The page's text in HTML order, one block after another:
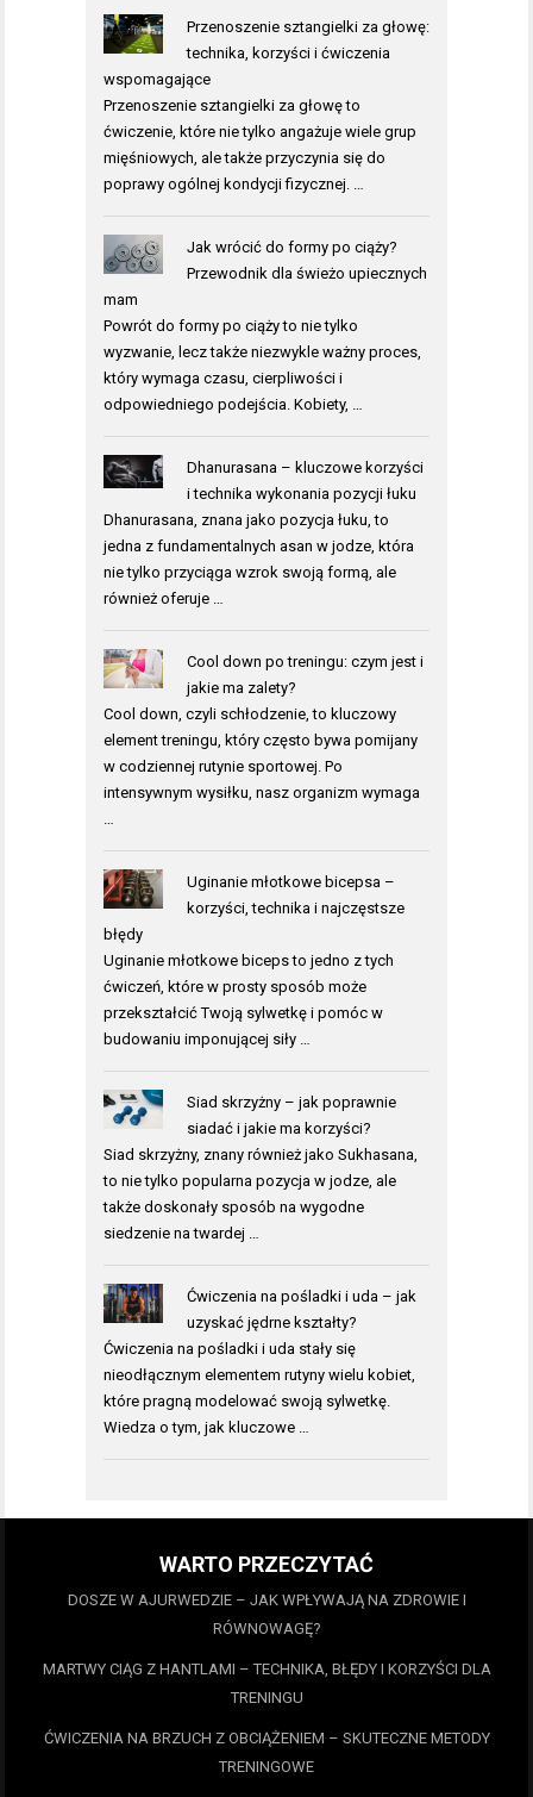
Przenoszenie sztangielki za głowę:
technika, korzyści i ćwiczenia
wspomagające
Przenoszenie sztangielki za głowę to
ćwiczenie, które nie tylko angażuje wiele grup
mięśniowych, ale także przyczynia się do
poprawy ogólnej kondycji fizycznej. …
Jak wrócić do formy po ciąży?
Przewodnik dla świeżo upiecznych
mam
Powrót do formy po ciąży to nie tylko
wyzwanie, lecz także niezwykle ważny proces,
który wymaga czasu, cierpliwości i
odpowiedniego podejścia. Kobiety, …
Dhanurasana – kluczowe korzyści
i technika wykonania pozycji łuku
Dhanurasana, znana jako pozycja łuku, to
jedna z fundamentalnych asan w jodze, która
nie tylko przyciąga wzrok swoją formą, ale
również oferuje …
Cool down po treningu: czym jest i
jakie ma zalety?
Cool down, czyli schłodzenie, to kluczowy
element treningu, który często bywa pomijany
w codziennej rutynie sportowej. Po
intensywnym wysiłku, nasz organizm wymaga
Uginanie młotkowe bicepsa –
korzyści, technika i najczęstsze
błędy
Uginanie młotkowe biceps to jedno z tych
ćwiczeń, które w prosty sposób może
przekształcić Twoją sylwetkę i pomóc w
budowaniu imponującej siły …
Siad skrzyżny – jak poprawnie
siadać i jakie ma korzyści?
Siad skrzyżny, znany również jako Sukhasana,
to nie tylko popularna pozycja w jodze, ale
także doskonały sposób na wygodne
siedzenie na twardej …
Ćwiczenia na pośladki i uda – jak
uzyskać jędrne kształty?
Ćwiczenia na pośladki i uda stały się
nieodłącznym elementem rutyny wielu kobiet,
które pragną modelować swoją sylwetkę.
Wiedza o tym, jak kluczowe …
WARTO PRZECZYTAĆ
DOSZE W AJURWEDZIE – JAK WPŁYWAJĄ NA ZDROWIE I
RÓWNOWAGĘ?
MARTWY CIĄG Z HANTLAMI – TECHNIKA, BŁĘDY I KORZYŚCI DLA
TRENINGU
ĆWICZENIA NA BRZUCH Z OBCIĄŻENIEM – SKUTECZNE METODY
TRENINGOWE